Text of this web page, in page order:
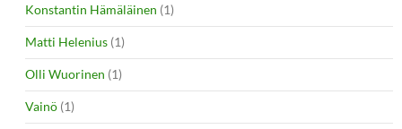
Konstantin Hämäläinen (1)
Matti Helenius (1)
Olli Wuorinen (1)
Vainö (1)